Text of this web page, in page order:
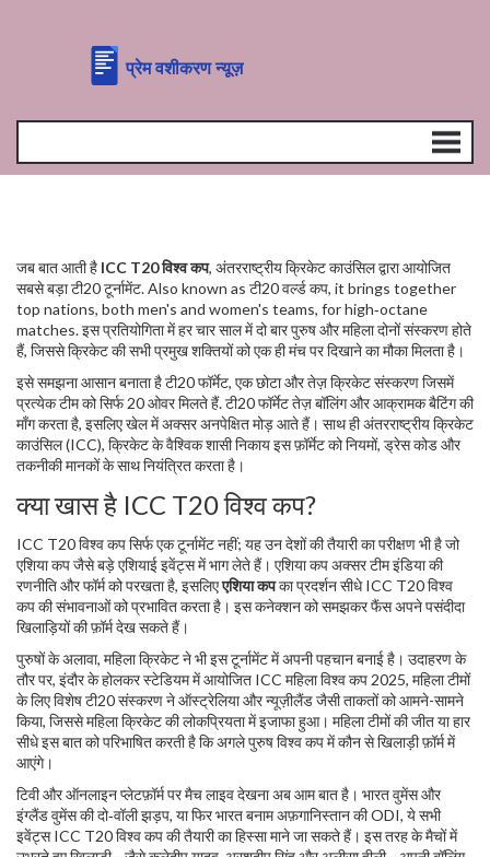
जब बात आती है ICC T20 विश्व कप, अंतरराष्ट्रीय क्रिकेट काउंसिल द्वारा आयोजित
सबसे बड़ा टी20 टूर्नामेंट. Also known as टी20 वर्ल्ड कप, it brings together
top nations, both men's and women's teams, for high‑octane
matches.इस प्रतियोगिता में हर चार साल में दो बार पुरुष और महिला दोनों संस्करण होते
हैं, जिससे क्रिकेट की सभी प्रमुख शक्तियों को एक ही मंच पर दिखाने का मौका मिलता है।
इसे समझना आसान बनाता हैटी20 फॉर्मेट, एक छोटा और तेज़ क्रिकेट संस्करण जिसमें
प्रत्येक टीम को सिर्फ 20 ओवर मिलते हैं. टी20 फॉर्मेट तेज़ बॉलिंग और आक्रामक बैटिंग की
माँग करता है, इसलिए खेल में अक्सर अनपेक्षित मोड़ आते हैं। साथ हीअंतरराष्ट्रीय क्रिकेट
काउंसिल (ICC), क्रिकेट के वैश्विक शासी निकायइस फ़ॉर्मेट को नियमों, ड्रेस कोड और
तकनीकी मानकों के साथ नियंत्रित करता है।
क्या खास है ICC T20 विश्व कप?
ICC T20 विश्व कप सिर्फ एक टूर्नामेंट नहीं; यह उन देशों की तैयारी का परीक्षण भी है जो
एशिया कप जैसे बड़े एशियाई इवेंट्स में भाग लेते हैं। एशिया कप अक्सर टीम इंडिया की
रणनीति और फॉर्म को परखता है, इसलिएएशिया कपका प्रदर्शन सीधे ICC T20 विश्व
कप की संभावनाओं को प्रभावित करता है। इस कनेक्शन को समझकर फैंस अपने पसंदीदा
खिलाड़ियों की फ़ॉर्म देख सकते हैं।
पुरुषों के अलावा, महिला क्रिकेट ने भी इस टूर्नामेंट में अपनी पहचान बनाई है। उदाहरण के
तौर पर, इंदौर के होलकर स्टेडियम में आयोजित ICC महिला विश्व कप 2025, महिला टीमों
के लिए विशेष टी20 संस्करणने ऑस्ट्रेलिया और न्यूज़ीलैंड जैसी ताकतों को आमने-सामने
किया, जिससे महिला क्रिकेट की लोकप्रियता में इजाफा हुआ। महिला टीमों की जीत या हार
सीधे इस बात को परिभाषित करती है कि अगले पुरुष विश्व कप में कौन से खिलाड़ी फ़ॉर्म में
आएंगे।
टिवी और ऑनलाइन प्लेटफ़ॉर्म पर मैच लाइव देखना अब आम बात है। भारत वुमेंस और
इंग्लैंड वुमेंस की दो‑वॉली झड़प, या फिर भारत बनाम अफ़गानिस्तान की ODI, ये सभी
इवेंट्स ICC T20 विश्व कप की तैयारी का हिस्सा माने जा सकते हैं। इस तरह के मैचों में